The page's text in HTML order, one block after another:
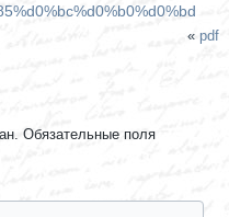
«pdf
Обязательные поля